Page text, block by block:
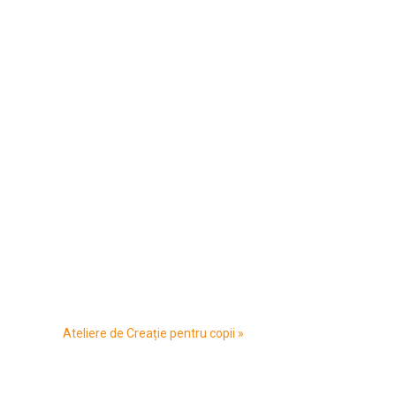
Ateliere de Creație pentru copii »